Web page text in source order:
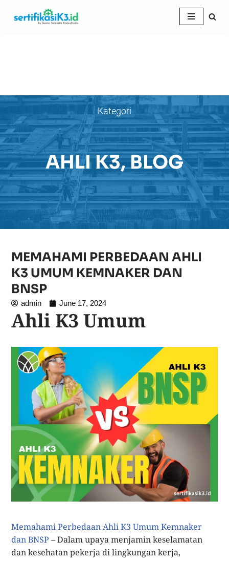
Kategori
AHLI K3,BLOG
MEMAHAMI PERBEDAAN AHLI
K3 UMUM KEMNAKER DAN
BNSP
admin June 17, 2024
Ahli K3 Umum
Memahami Perbedaan Ahli K3 Umum Kemnaker
dan BNSP – Dalam upaya menjamin keselamatan
dan kesehatan pekerja di lingkungan kerja,